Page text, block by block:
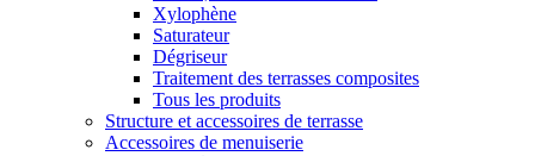
Xylophène
Saturateur
Dégriseur
Traitement des terrasses composites
Tous les produits
Structure et accessoires de terrasse
Accessoires de menuiserie